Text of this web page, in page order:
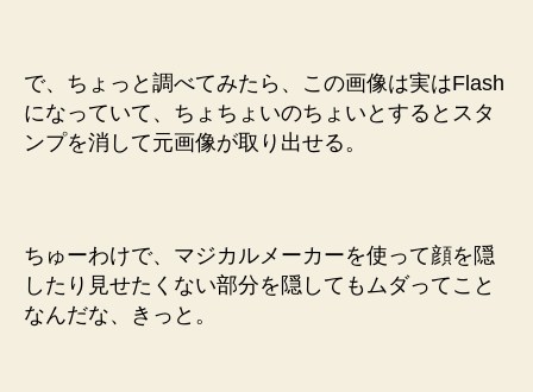
へ
で、ちょっと調べてみたら、この画像は実はFlash
になっていて、ちょちょいのちょいとするとスタ
ンプを消して元画像が取り出せる。
ちゅーわけで、マジカルメーカーを使って顔を隠
したり見せたくない部分を隠してもムダってこと
なんだな、きっと。